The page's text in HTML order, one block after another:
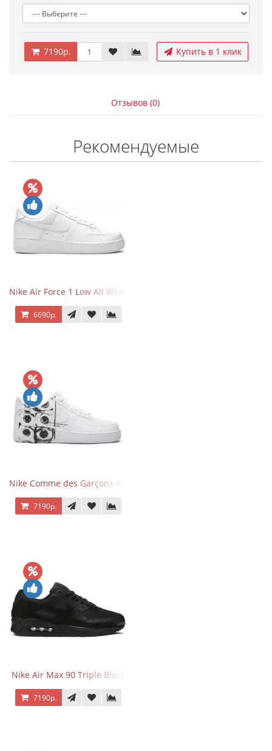
7190р. Купить в 1 клик
Отзывов (0)
Рекомендуемые
Nike Air Force 1 Low All White
6690р.
Nike Comme des Garçons x Supreme x Air Force 1 Low Eyes
7190р.
Nike Air Max 90 Triple Black
7190р.